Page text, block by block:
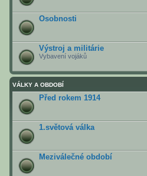
Osobnosti
Výstroj a militárie
Vybavení vojáků
VÁLKY A OBDOBÍ
Před rokem 1914
1.světová válka
Meziválečné období